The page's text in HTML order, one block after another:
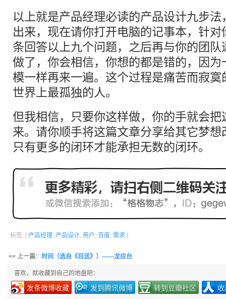
以上就是产品经理必读的产品设计九步
出来，现在请你打开电脑的记事本，针
条回答以上九个问题，之后再与你的团
做了，你会相信，你想的都是错的，因
模一样再来一遍。这个过程是痛苦而寂
世界上最孤独的人。
但我相信，只要你这样做，你的手就会
来。请你顺手将这篇文章分享给其它梦
只有更多的闭环才能承担无数的闭环。
标签: [ 产品经理, 产品设计, 用户, 百度, 需求 ]
<< 上一篇： 时间（选自《目送》）——龙应台
喜欢，就收藏到自己的地盘吧：
发条微博收藏 发到腾讯微博 转到豆瓣社区